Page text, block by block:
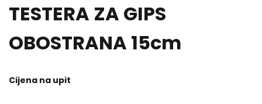
TESTERA ZA GIPS
OBOSTRANA 15cm
Cijena na upit